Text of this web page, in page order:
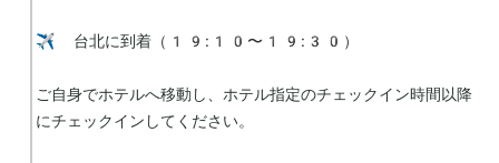
✈️ 台北に到着（19:10〜19:30）
ご自身でホテルへ移動し、ホテル指定のチェックイン時間以降
にチェックインしてください。